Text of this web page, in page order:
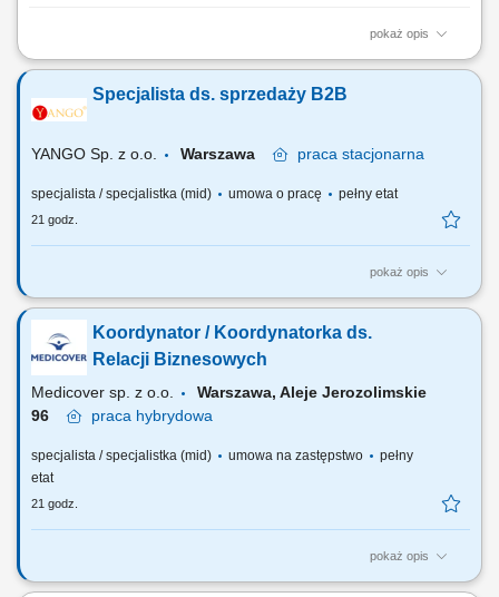
pokaż opis
Pozyskiwanie nowych oraz utrzymywanie kontaktów z obecnymi
przetargach; Zarządzanie obiegiem dokumentów klientów; Realizacja
działań marketingowych zgodnie z strategią firmy;
Specjalista ds. sprzedaży B2B
YANGO Sp. z o.o. Warszawa praca stacjonarna
specjalista / specjalistka (mid) umowa o pracę pełny etat
21 godz.
pokaż opis
Zakres obowiązków: Aktywna sprzedaż telefoniczna (wychodząca) do
aptek zgodnie z obowiązującymi standardami firmy. Stałe
monitorowanie wyników sprzedaży, analizowanie odchyleń od
przypisanych celów sprzedażowych; Budowanie i utrzymywanie relacji
z kierownikami aptek oraz osobami...
Koordynator / Koordynatorka ds.
Relacji Biznesowych
Medicover sp. z o.o.
Warszawa, Aleje Jerozolimskie
96
praca hybrydowa
specjalista / specjalistka (mid) umowa na zastępstwo
pełny
etat
21 godz.
pokaż opis
Twoje zadania: Zarządzanie powierzonym portfolio klientów